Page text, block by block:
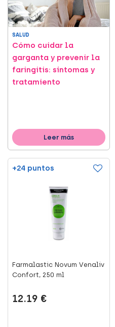
SALUD
Cómo cuidar la
garganta y prevenir la
faringitis: síntomas y
tratamiento
Leer más
+24 puntos
Farmalastic Novum Venaliv
Confort, 250 ml
12.19 €